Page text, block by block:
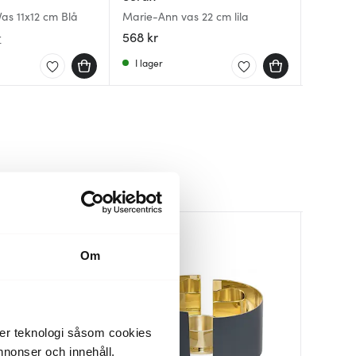
Om
teknologi såsom cookies
och innehåll,
11x12 cm Blå Marie-Ann vas 22 cm lila
568 kr
I lager